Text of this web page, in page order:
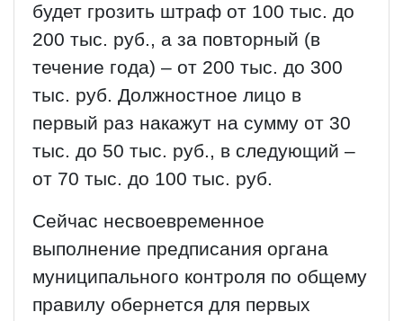
будет грозить штраф от 100 тыс. до
200 тыс. руб., а за повторный (в
течение года) – от 200 тыс. до 300
тыс. руб. Должностное лицо в
первый раз накажут на сумму от 30
тыс. до 50 тыс. руб., в следующий –
от 70 тыс. до 100 тыс. руб.
Сейчас несвоевременное
выполнение предписания органа
муниципального контроля по общему
правилу обернется для первых